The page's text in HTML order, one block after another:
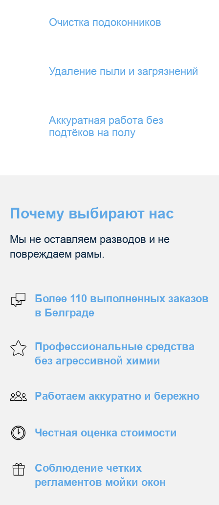
Очистка подоконников
Удаление пыли и загрязнений
Аккуратная работа без
подтёков на полу
Почему выбирают нас
Мы не оставляем разводов и не
повреждаем рамы.
Более 110 выполненных заказов
в Белграде
Профессиональные средства
без агрессивной химии
Работаем аккуратно и бережно
Честная оценка стоимости
Соблюдение четких
регламентов мойки окон